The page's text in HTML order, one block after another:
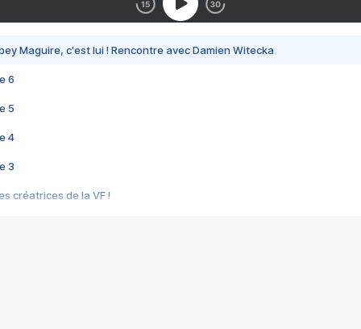
Maguire, c'est lui ! Rencontre avec Damien Witecka
6
5
4
3
créatrices de la VF !